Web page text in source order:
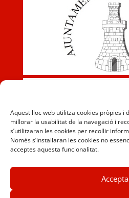
Aquest lloc web utilitza cookies pròpies i
millorar la usabilitat de la navegació i
s’utilitzaran les cookies per recollir
Només s’instal·laran les cookies no
acceptes aquesta funcionalitat.
Accepta